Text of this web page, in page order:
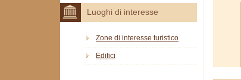
Luoghi di interesse
Zone di interesse turistico
Edifici